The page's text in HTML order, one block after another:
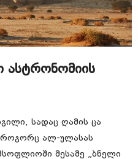
ასტრონომიის
სადაც ღამის ცა
როგორც ალ-ულასას
მესამე „ბნელი